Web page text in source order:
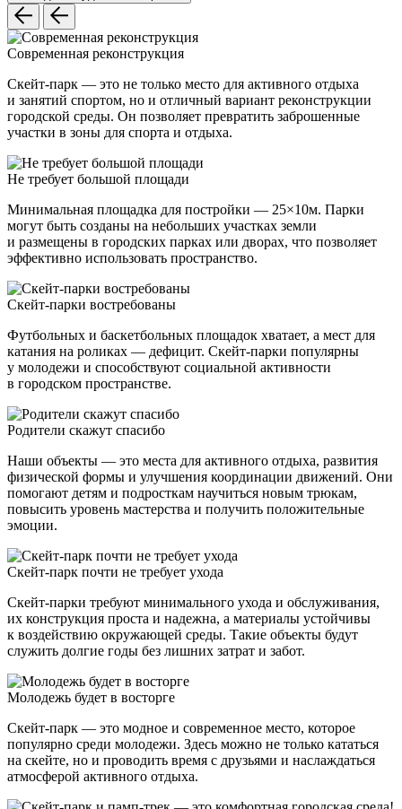
Современная реконструкция
Скейт-парк — это не только место для активного отдыха
и занятий спортом, но и отличный вариант реконструкции
городской среды. Он позволяет превратить заброшенные
участки в зоны для спорта и отдыха.
Не требует большой площади
Минимальная площадка для постройки — 25×10м. Парки
могут быть созданы на небольших участках земли
и размещены в городских парках или дворах, что позволяет
эффективно использовать пространство.
Скейт-парки востребованы
Футбольных и баскетбольных площадок хватает, а мест для
катания на роликах — дефицит. Скейт-парки популярны
у молодежи и способствуют социальной активности
в городском пространстве.
Родители скажут спасибо
Наши объекты — это места для активного отдыха, развития
физической формы и улучшения координации движений. Они
помогают детям и подросткам научиться новым трюкам,
повысить уровень мастерства и получить положительные
эмоции.
Скейт-парк почти не требует ухода
Скейт-парки требуют минимального ухода и обслуживания,
их конструкция проста и надежна, а материалы устойчивы
к воздействию окружающей среды. Такие объекты будут
служить долгие годы без лишних затрат и забот.
Молодежь будет в восторге
Скейт-парк — это модное и современное место, которое
популярно среди молодежи. Здесь можно не только кататься
на скейте, но и проводить время с друзьями и наслаждаться
атмосферой активного отдыха.